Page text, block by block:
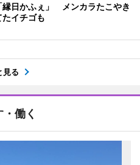
縁日かふぇ」 メンカラたこやき
イチゴも
見る
働く